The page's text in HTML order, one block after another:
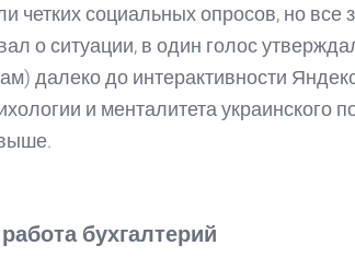
четких социальных опросов, но все
о ситуации, в один голос
далеко до интерактивности
и менталитета украинского
бухгалтерий